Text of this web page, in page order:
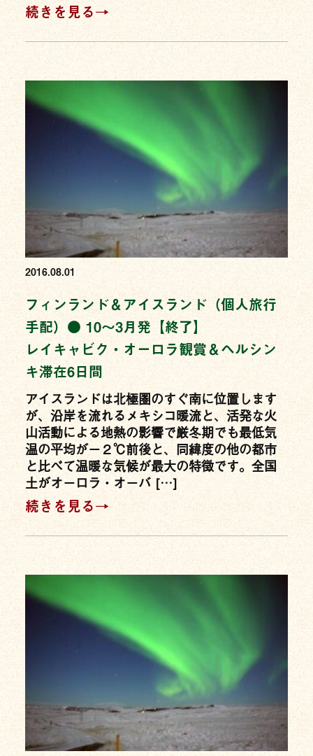
続きを見る→
2016.08.01
フィンランド＆アイスランド（個人旅行
手配）● 10〜3月発【終了】
レイキャビク・オーロラ観賞＆ヘルシン
キ滞在6日間
アイスランドは北極圏のすぐ南に位置します
が、沿岸を流れるメキシコ暖流と、活発な火
山活動による地熱の影響で厳冬期でも最低気
温の平均がー２℃前後と、同緯度の他の都市
と比べて温暖な気候が最大の特徴です。全国
土がオーロラ・オーバ […]
続きを見る→